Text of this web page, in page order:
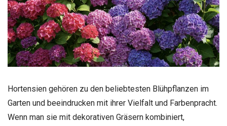
Hortensien gehören zu den beliebtesten Blühpflanzen im
Garten und beeindrucken mit ihrer Vielfalt und Farbenpracht.
Wenn man sie mit dekorativen Gräsern kombiniert,